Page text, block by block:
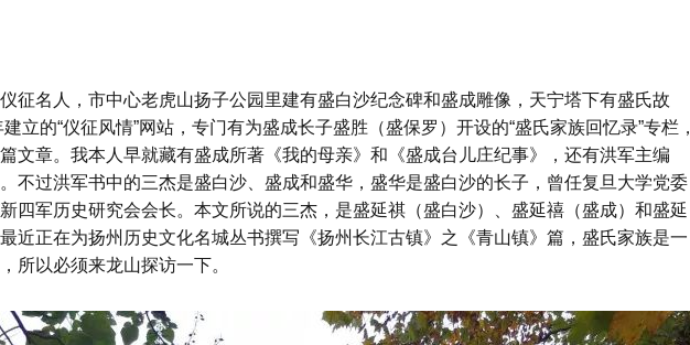
征名人，市中心老虎山扬子公园里建有盛白沙纪念碑和盛成雕像，天宁塔下有盛氏故
立的“仪征风情”网站，专门有为盛成长子盛胜（盛保罗）开设的“盛氏家族回忆录”专栏，
文章。我本人早就藏有盛成所著《我的母亲》和《盛成台儿庄纪事》，还有洪军主编
。不过洪军书中的三杰是盛白沙、盛成和盛华，盛华是盛白沙的长子，曾任复旦大学党委
四军历史研究会会长。本文所说的三杰，是盛延祺（盛白沙）、盛延禧（盛成）和盛延
近正在为扬州历史文化名城丛书撰写《扬州长江古镇》之《青山镇》篇，盛氏家族是一
所以必须来龙山探访一下。